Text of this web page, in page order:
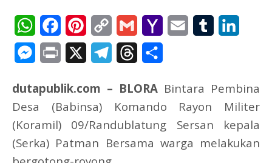
WhatsAppFacebookPinterest
Copy
Link
Gmail
Yahoo
Email Tumblr
Messenger
Print TelegramThreads
dutapublik.com – BLORA Bintara Pembina
Desa (Babinsa) Komando Rayon Militer
(Koramil) 09/Randublatung Sersan kepala
(Serka) Patman Bersama warga melakukan